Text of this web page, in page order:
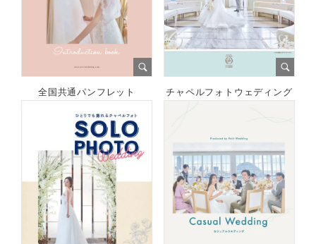
全国共通パンフレット チャペルフォトウェディング